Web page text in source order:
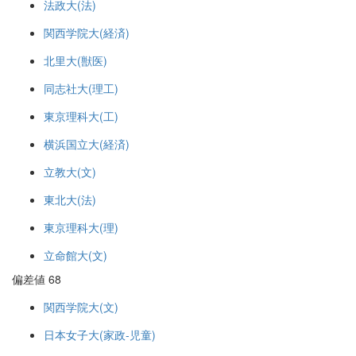
法政大(法)
関西学院大(経済)
北里大(獣医)
同志社大(理工)
東京理科大(工)
横浜国立大(経済)
立教大(文)
東北大(法)
東京理科大(理)
立命館大(文)
偏差値 68
関西学院大(文)
日本女子大(家政-児童)